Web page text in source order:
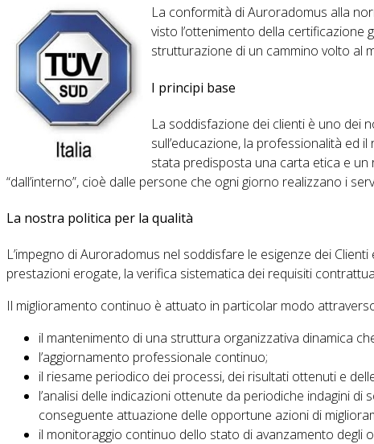
La conformità di Auroradomus alla
visto l’ottenimento della certificazione
strutturazione di un cammino volto al
I principi base
La soddisfazione dei clienti è uno dei
sull’educazione, la professionalità ed
stata predisposta una carta etica e
“dall’interno”, cioè dalle persone che ogni giorno realizzano i
La nostra politica per la qualità
L’impegno di Auroradomus nel soddisfare le esigenze dei
prestazioni erogate, la verifica sistematica dei requisiti
Il miglioramento continuo è attuato in particolar modo
il mantenimento di una struttura organizzativa dinamica
l’aggiornamento professionale continuo;
il riesame periodico dei processi, dei risultati ottenuti e
l’analisi delle indicazioni ottenute da periodiche indagini
conseguente attuazione delle opportune azioni di
il monitoraggio continuo dello stato di avanzamento degli